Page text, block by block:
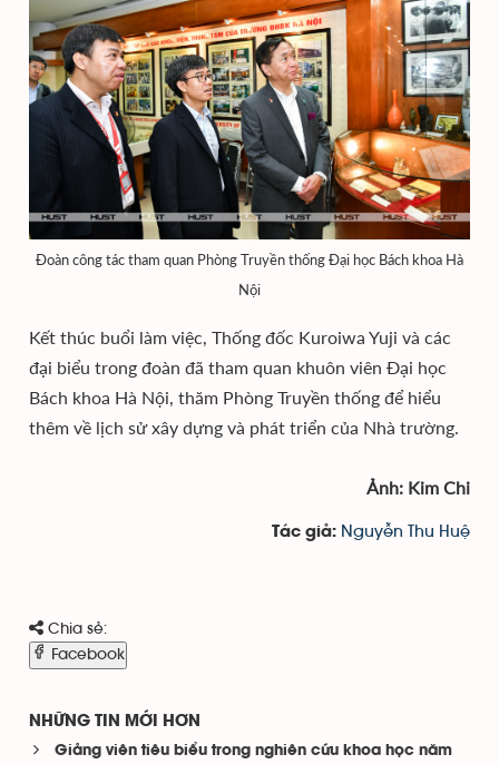
Đoàn công tác tham quan Phòng Truyền thống Đại học Bách khoa Hà
Nội
Kết thúc buổi làm việc, Thống đốc Kuroiwa Yuji và các
đại biểu trong đoàn đã tham quan khuôn viên Đại học
Bách khoa Hà Nội, thăm Phòng Truyền thống để hiểu
thêm về lịch sử xây dựng và phát triển của Nhà trường.
Ảnh: Kim Chi
Tác giả: Nguyễn Thu Huệ
Chia sẻ:
Facebook
NHỮNG TIN MỚI HƠN
Giảng viên tiêu biểu trong nghiên cứu khoa học năm